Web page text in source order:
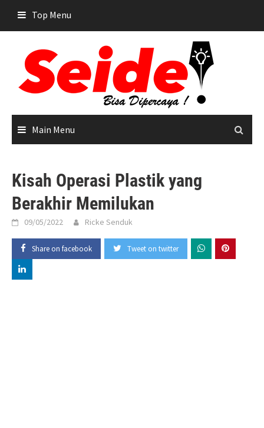
content
Top Menu
Main Menu
Kisah Operasi Plastik yang
Berakhir Memilukan
09/05/2022 Ricke Senduk
Share on facebook Tweet on twitter